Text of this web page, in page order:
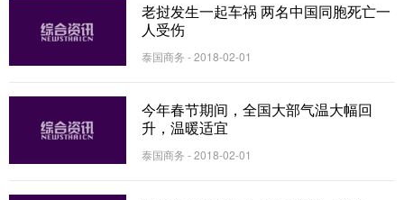
老挝发生一起车祸 两名中国同胞死亡一
人受伤
泰国商务 - 2018-02-01
今年春节期间，全国大部气温大幅回
升，温暖适宜
泰国商务 - 2018-02-01